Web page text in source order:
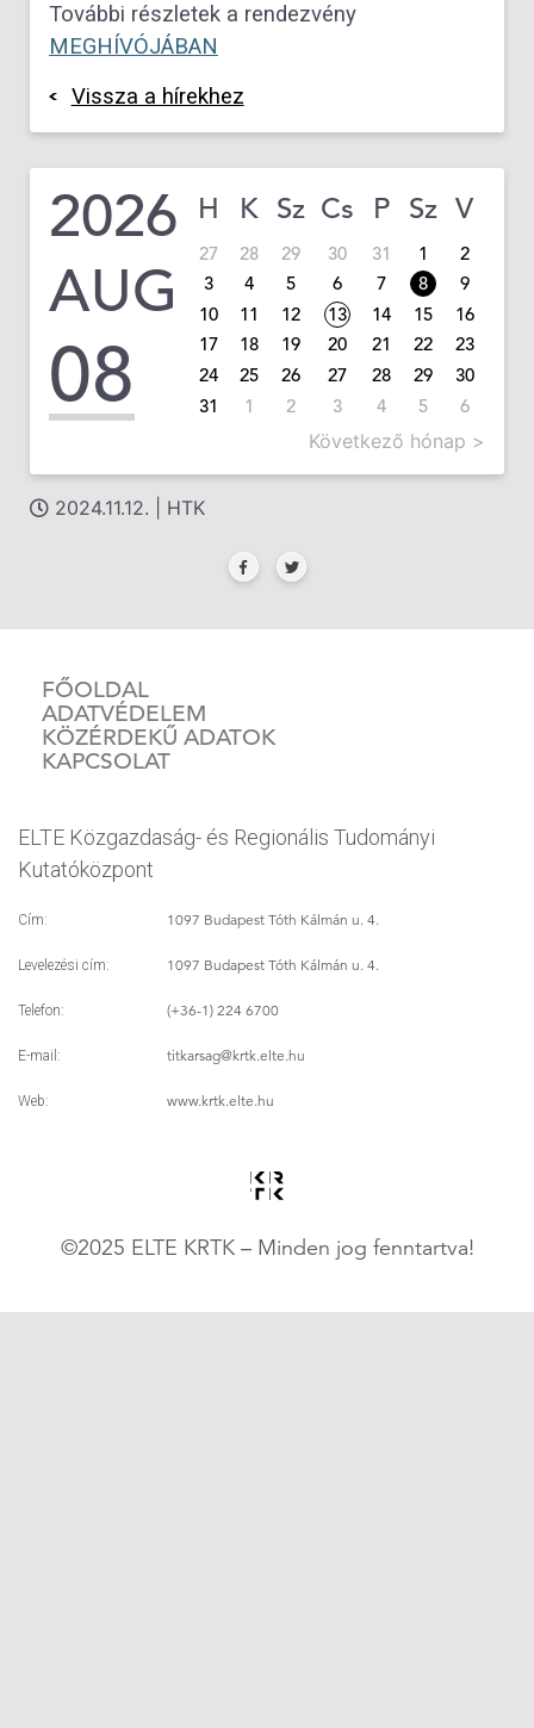
További részletek a rendezvény
MEGHÍVÓJÁBAN
Vissza a hírekhez
2026
AUG
08
H K Sz Cs P Sz V
27 28 29 30 31 1
2
3
4 5 6 7 8
9
10
11 12 13 14 15
16
17
18 19 20 21 22
23
24
25 26 27 28 29
30
31
1 2 3 4 5 6
Következő hónap >
2024.11.12. | HTK
FŐOLDAL
ADATVÉDELEM
KÖZÉRDEKŰ ADATOK
KAPCSOLAT
ELTE Közgazdaság- és Regionális Tudományi
Kutatóközpont
Cím: 1097 Budapest Tóth Kálmán u. 4.
Levelezési cím: 1097 Budapest Tóth Kálmán u. 4.
Telefon: (+36-1) 224 6700
E-mail: titkarsag@krtk.elte.hu
Web: www.krtk.elte.hu
©2025 ELTE KRTK – Minden jog fenntartva!